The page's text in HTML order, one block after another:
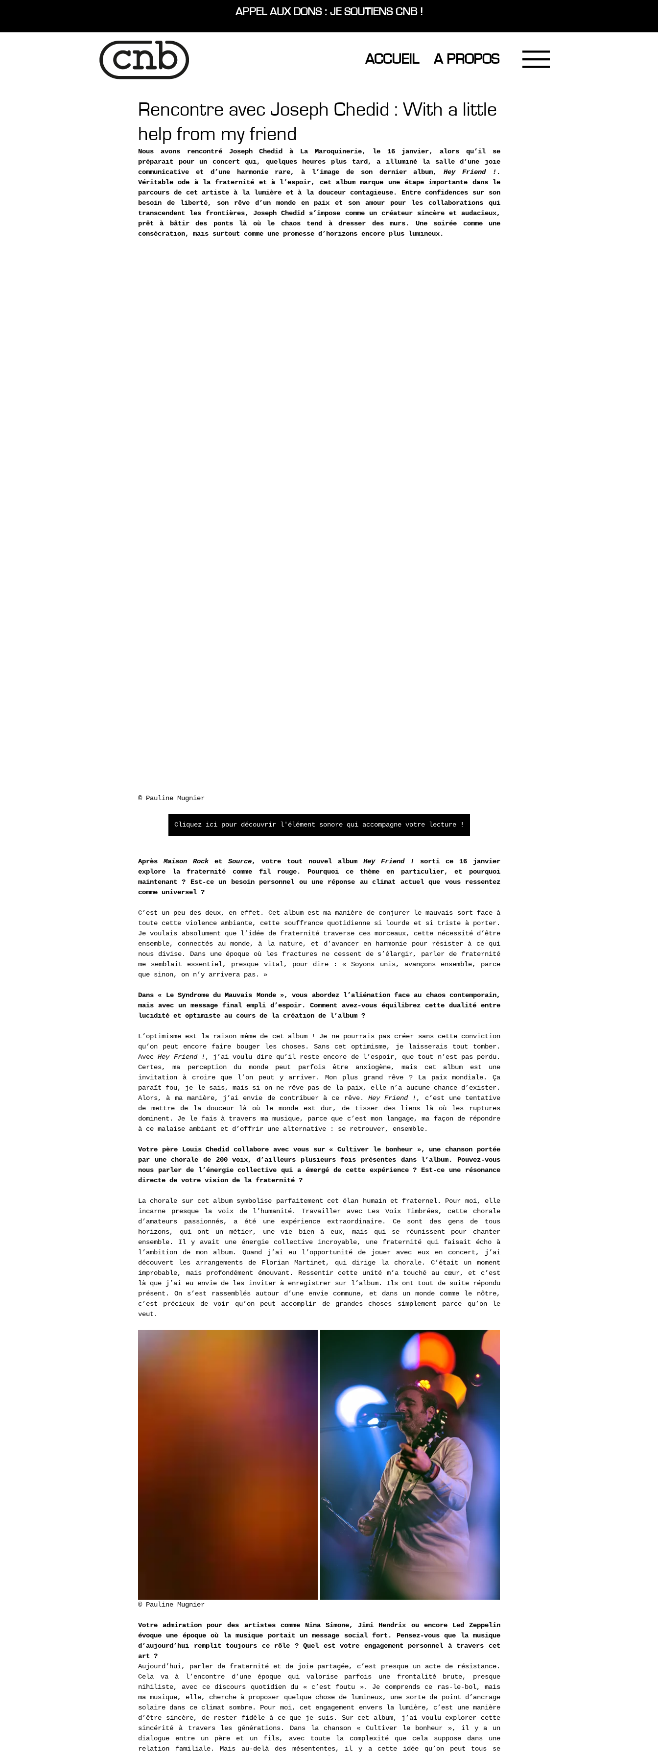
APPEL AUX DONS : JE SOUTIENS CNB !
ACCUEIL A PROPOS
Rencontre avec Joseph Chedid : With a little
help from my friend
Nous avons rencontré Joseph Chedid à La Maroquinerie, le 16 janvier, alors qu’il se
préparait pour un concert qui, quelques heures plus tard, a illuminé la salle d’une joie
communicative et d’une harmonie rare, à l’image de son dernier album, Hey Friend ! .
Véritable ode à la fraternité et à l’espoir, cet album marque une étape importante dans le
parcours de cet artiste à la lumière et à la douceur contagieuse. Entre confidences sur son
besoin de liberté, son rêve d’un monde en paix et son amour pour les collaborations qui
transcendent les frontières, Joseph Chedid s’impose comme un créateur sincère et audacieux,
prêt à bâtir des ponts là où le chaos tend à dresser des murs. Une soirée comme une
consécration, mais surtout comme une promesse d’horizons encore plus lumineux.
© Pauline Mugnier
Cliquez ici pour découvrir l'élément sonore qui accompagne votre lecture !
Après Maison Rock et Source, votre tout nouvel album Hey Friend ! sorti ce 16 janvier
explore la fraternité comme fil rouge. Pourquoi ce thème en particulier, et pourquoi
maintenant ? Est-ce un besoin personnel ou une réponse au climat actuel que vous ressentez
comme universel ?
C’est un peu des deux, en effet. Cet album est ma manière de conjurer le mauvais sort face à
toute cette violence ambiante, cette souffrance quotidienne si lourde et si triste à porter.
Je voulais absolument que l’idée de fraternité traverse ces morceaux, cette nécessité d’être
ensemble, connectés au monde, à la nature, et d’avancer en harmonie pour résister à ce qui
nous divise. Dans une époque où les fractures ne cessent de s’élargir, parler de fraternité
me semblait essentiel, presque vital, pour dire : « Soyons unis, avançons ensemble, parce
que sinon, on n’y arrivera pas. »
Dans « Le Syndrome du Mauvais Monde », vous abordez l’aliénation face au chaos contemporain,
mais avec un message final empli d’espoir. Comment avez-vous équilibrez cette dualité entre
lucidité et optimiste au cours de la création de l’album ?
L’optimisme est la raison même de cet album ! Je ne pourrais pas créer sans cette conviction
qu’on peut encore faire bouger les choses. Sans cet optimisme, je laisserais tout tomber.
Avec Hey Friend ! , j’ai voulu dire qu’il reste encore de l’espoir, que tout n’est pas perdu.
Certes, ma perception du monde peut parfois être anxiogène, mais cet album est une
invitation à croire que l’on peut y arriver. Mon plus grand rêve ? La paix mondiale. Ça
paraît fou, je le sais, mais si on ne rêve pas de la paix, elle n’a aucune chance d’exister.
Alors, à ma manière, j’ai envie de contribuer à ce rêve. Hey Friend ! , c’est une tentative
de mettre de la douceur là où le monde est dur, de tisser des liens là où les ruptures
dominent. Je le fais à travers ma musique, parce que c’est mon langage, ma façon de répondre
à ce malaise ambiant et d’offrir une alternative : se retrouver, ensemble.
Votre père Louis Chedid collabore avec vous sur « Cultiver le bonheur », une chanson portée
par une chorale de 200 voix, d’ailleurs plusieurs fois présentes dans l’album. Pouvez-vous
nous parler de l’énergie collective qui a émergé de cette expérience ? Est-ce une résonance
directe de votre vision de la fraternité ?
La chorale sur cet album symbolise parfaitement cet élan humain et fraternel. Pour moi, elle
incarne presque la voix de l’humanité. Travailler avec Les Voix Timbrées, cette chorale
d’amateurs passionnés, a été une expérience extraordinaire. Ce sont des gens de tous
horizons, qui ont un métier, une vie bien à eux, mais qui se réunissent pour chanter
ensemble. Il y avait une énergie collective incroyable, une fraternité qui faisait écho à
l’ambition de mon album. Quand j’ai eu l’opportunité de jouer avec eux en concert, j’ai
découvert les arrangements de Florian Martinet, qui dirige la chorale. C’était un moment
improbable, mais profondément émouvant. Ressentir cette unité m’a touché au cœur, et c’est
là que j’ai eu envie de les inviter à enregistrer sur l’album. Ils ont tout de suite répondu
présent. On s’est rassemblés autour d’une envie commune, et dans un monde comme le nôtre,
c’est précieux de voir qu’on peut accomplir de grandes choses simplement parce qu’on le
veut.
© Pauline Mugnier
Votre admiration pour des artistes comme Nina Simone, Jimi Hendrix ou encore Led Zeppelin
évoque une époque où la musique portait un message social fort. Pensez-vous que la musique
d’aujourd’hui remplit toujours ce rôle ? Quel est votre engagement personnel à travers cet
art ?
Aujourd’hui, parler de fraternité et de joie partagée, c’est presque un acte de résistance.
Cela va à l’encontre d’une époque qui valorise parfois une frontalité brute, presque
nihiliste, avec ce discours quotidien du « c’est foutu ». Je comprends ce ras-le-bol, mais
ma musique, elle, cherche à proposer quelque chose de lumineux, une sorte de point d’ancrage
solaire dans ce climat sombre. Pour moi, cet engagement envers la lumière, c’est une manière
d’être sincère, de rester fidèle à ce que je suis. Sur cet album, j’ai voulu explorer cette
sincérité à travers les générations. Dans la chanson « Cultiver le bonheur », il y a un
dialogue entre un père et un fils, avec toute la complexité que cela suppose dans une
relation familiale. Mais au-delà des mésententes, il y a cette idée qu’on peut tous se